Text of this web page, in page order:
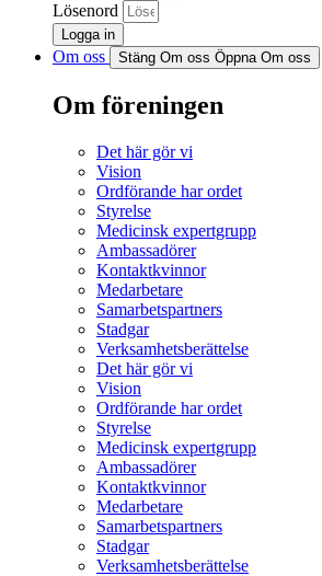
Lösenord
Logga in
Om oss Stäng Om oss Öppna Om oss
Om föreningen
Det här gör vi
Vision
Ordförande har ordet
Styrelse
Medicinsk expertgrupp
Ambassadörer
Kontaktkvinnor
Medarbetare
Samarbetspartners
Stadgar
Verksamhetsberättelse
Det här gör vi
Vision
Ordförande har ordet
Styrelse
Medicinsk expertgrupp
Ambassadörer
Kontaktkvinnor
Medarbetare
Samarbetspartners
Stadgar
Verksamhetsberättelse